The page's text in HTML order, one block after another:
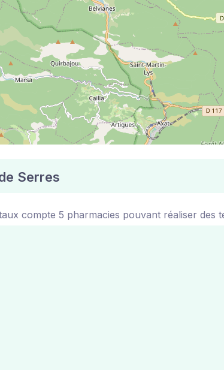
Serres
compte 5 pharmacies pouvant réaliser des